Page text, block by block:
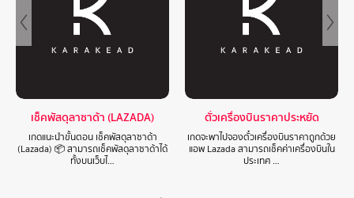
เช็คพัสดุลาซาด้า (LAZADA)
เกดแนะนำขั้นตอน เช็คพัสดุลาซาด้า
(Lazada) 📦 สามารถเช็คพัสดุลาซาด้าได้
ทั้งบนเว็บไ…
ตั๋วเครื่องบินราคาประหยัด
เกดจะพาไปจองตั๋วเครื่องบินราคาถูกด้วย
แอพ Lazada สามารถเช็คค่าเครื่องบินใน
ประเทศ …